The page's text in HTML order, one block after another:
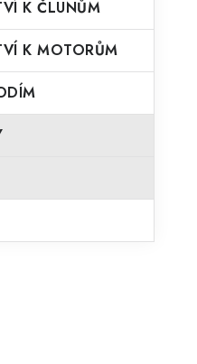
K ČLUNŮM
K MOTORŮM